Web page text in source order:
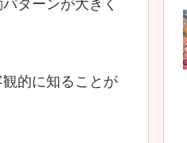
ターンが大きく
的に知ることが